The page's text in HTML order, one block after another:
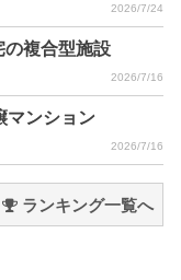
2026/7/24
の複合型施設
2026/7/16
マンション
2026/7/16
ランキング一覧へ